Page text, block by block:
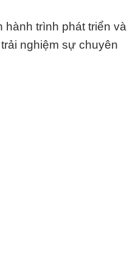
hành trình phát triển và
nghiệm sự chuyên